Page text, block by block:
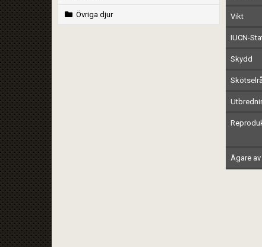
Övriga djur Vikt
IUCN-
Skydd
Ägare av